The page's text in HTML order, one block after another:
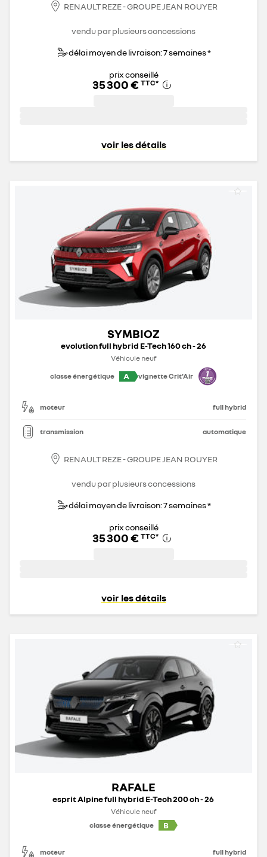
RENAULT REZE - GROUPE JEAN ROUYER
vendu par plusieurs concessions
délai moyen de livraison: 7 semaines *
prix conseillé
35 300 € TTC*
voir les détails
SYMBIOZ
evolution full hybrid E-Tech 160 ch - 26
Véhicule neuf
classe énergétique
A vignette Crit'Air
moteur full hybrid
transmission automatique
RENAULT REZE - GROUPE JEAN ROUYER
vendu par plusieurs concessions
délai moyen de livraison: 7 semaines *
prix conseillé
35 300 € TTC*
voir les détails
RAFALE
esprit Alpine full hybrid E-Tech 200 ch - 26
Véhicule neuf
classe énergétique
B
moteur full hybrid